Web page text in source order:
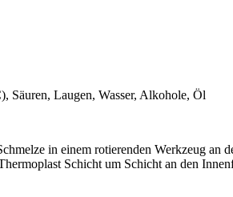
Säuren, Laugen, Wasser, Alkohole, Öl
in einem rotierenden Werkzeug an
Schicht um Schicht an den